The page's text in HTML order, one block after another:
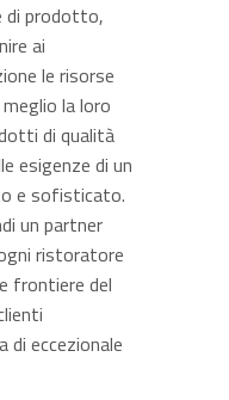
di prodotto,
ai
le risorse
la loro
di qualità
esigenze di un
e sofisticato.
un partner
ristoratore
frontiere del
di eccezionale